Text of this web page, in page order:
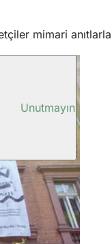
mimari
Unutmayın